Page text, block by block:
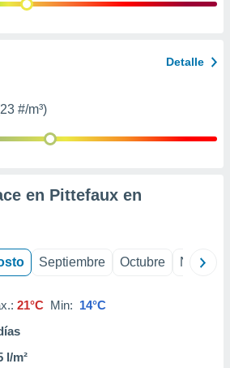
Detalle
#/m³)
en Pittefaux en
Septiembre Octubre
21°C Min: 14°C
l/m²